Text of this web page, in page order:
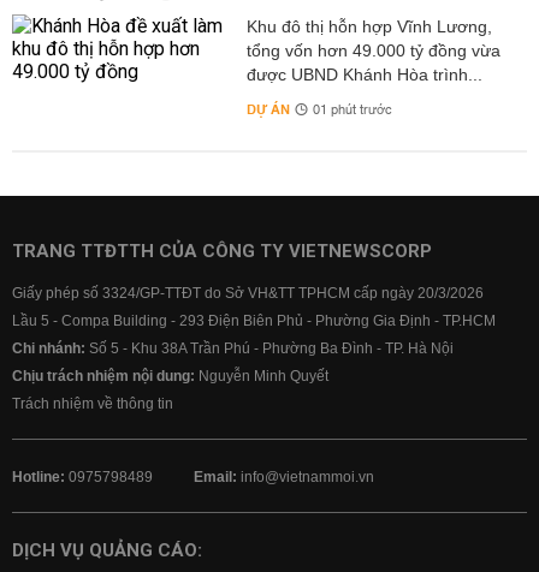
Khu đô thị hỗn hợp Vĩnh Lương,
tổng vốn hơn 49.000 tỷ đồng vừa
được UBND Khánh Hòa trình...
DỰ ÁN 01 phút trước
TRANG TTĐTTH CỦA CÔNG TY VIETNEWSCORP
Giấy phép số 3324/GP-TTĐT do Sở VH&TT TPHCM cấp ngày 20/3/2026
Lầu 5 - Compa Building - 293 Điện Biên Phủ - Phường Gia Định - TP.HCM
Chi nhánh: Số 5 - Khu 38A Trần Phú - Phường Ba Đình - TP. Hà Nội
Chịu trách nhiệm nội dung: Nguyễn Minh Quyết
Trách nhiệm về thông tin
Hotline: 0975798489 Email: info@vietnammoi.vn
DỊCH VỤ QUẢNG CÁO: